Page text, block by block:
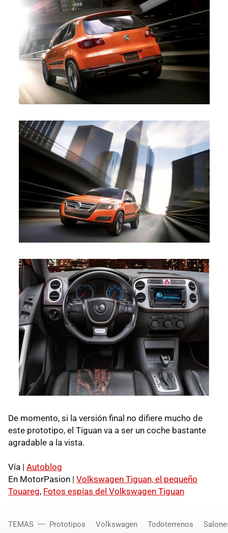
De momento, si la versión final no difiere mucho de
este prototipo, el Tiguan va a ser un coche bastante
agradable a la vista.
Vía | Autoblog
En MotorPasion | Volkswagen Tiguan, el pequeño
Touareg, Fotos espías del Volkswagen Tiguan
TEMAS Prototipos Volkswagen Todoterrenos